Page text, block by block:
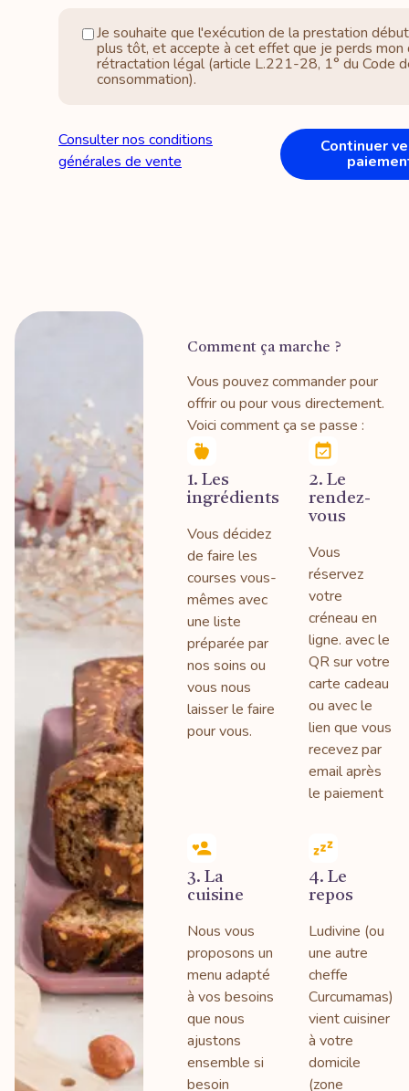
Je souhaite que l'exécution de la prestation
plus tôt, et accepte à cet effet que je perds mon
rétractation légal (article L.221-28, 1° du Code
consommation).
Consulter nos conditions
générales de vente
Continuer
Comment ça marche ?
Vous pouvez commander pour
offrir ou pour vous directement.
Voici comment ça se passe :
1. Les
ingrédients
Vous décidez
de faire les
courses vous-
mêmes avec
une liste
préparée par
nos soins ou
vous nous
laisser le faire
pour vous.
2. Le
rendez-
vous
Vous
réservez
votre
créneau en
ligne. avec le
QR sur votre
carte cadeau
ou avec le
lien que vous
recevez par
email après
le paiement
3. La
cuisine
Nous vous
proposons un
menu adapté
à vos besoins
que nous
ajustons
ensemble si
besoin
4. Le
repos
Ludivine (ou
une autre
cheffe
Curcumamas)
vient cuisiner
à votre
domicile
(zone